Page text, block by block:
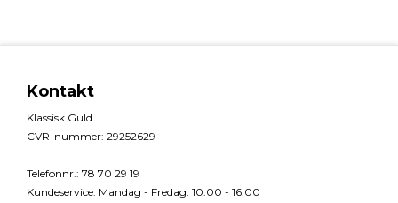
Kontakt
Klassisk Guld
CVR-nummer: 29252629
Telefonnr.: 78 70 29 19
Kundeservice: Mandag - Fredag: 10:00 - 16:00